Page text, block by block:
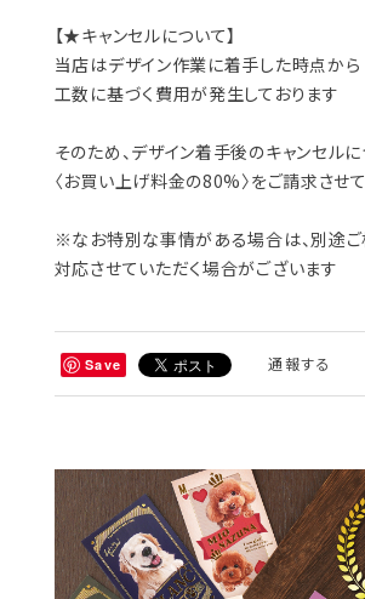
【★キャンセルについて】
当店はデザイン作業に着手した時点から
工数に基づく費用が発生しております
そのため、デザイン着手後のキャンセル
〈お買い上げ料金の80%〉をご請求させ
※なお特別な事情がある場合は、別途
対応させていただく場合がございます
Save 通報する